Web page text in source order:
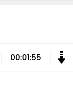
00:01:55